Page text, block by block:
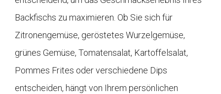
Backfischs zu maximieren. Ob Sie sich für
Zitronengemüse, geröstetes Wurzelgemüse,
grünes Gemüse, Tomatensalat, Kartoffelsalat,
Pommes Frites oder verschiedene Dips
entscheiden, hängt von Ihrem persönlichen